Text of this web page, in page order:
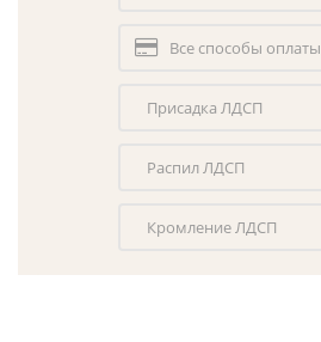
Все способы оплаты
Присадка ЛДСП
Распил ЛДСП
Кромление ЛДСП